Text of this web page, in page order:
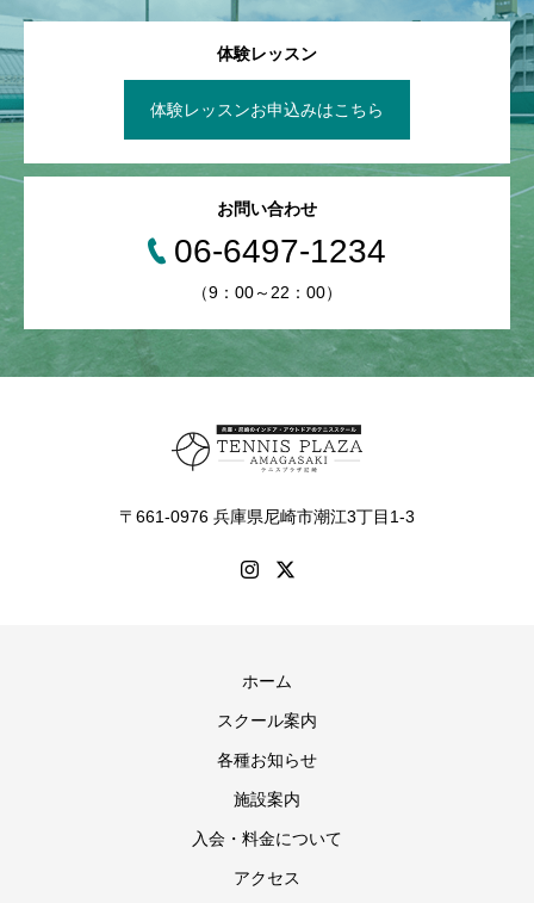
体験レッスン
体験レッスンお申込みはこちら
お問い合わせ
06-6497-1234
（9：00～22：00）
〒661-0976 兵庫県尼崎市潮江3丁目1-3
ホーム
スクール案内
各種お知らせ
施設案内
入会・料金について
アクセス